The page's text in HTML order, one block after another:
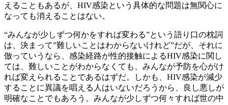
えることもあるが、HIV感染という具体的な問題は無関心に
なっても消えることはない。
“みんなが少しずつ何かをすれば変わる”という語り口の枕詞
は、決まって”難しいことはわからないけれど”だが、それに
倣っていうなら、感染経路が性的接触によるHIV感染に関し
ては、難しいことがわからなくても、みんなが予防を心がけ
れば変えられることであるはずだ。しかも、HIV感染が減少
することに異議を唱える人はいないだろうから、良し悪しが
明確なことでもあろう。みんなが少しずつ何々すれば世の中